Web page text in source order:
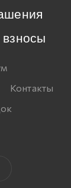
Контакты